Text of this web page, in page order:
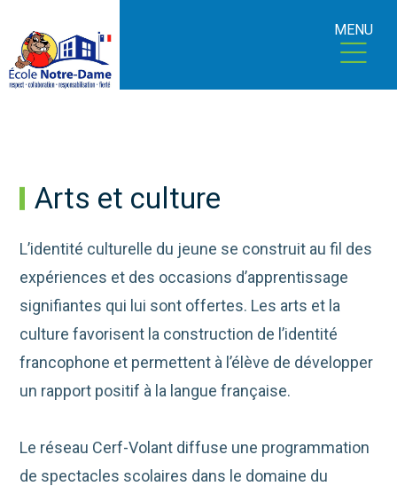
MENU
Arts et culture
L’identité culturelle du jeune se construit au fil des
expériences et des occasions d’apprentissage
signifiantes qui lui sont offertes. Les arts et la
culture favorisent la construction de l’identité
francophone et permettent à l’élève de développer
un rapport positif à la langue française.
Le réseau Cerf-Volant diffuse une programmation
de spectacles scolaires dans le domaine du